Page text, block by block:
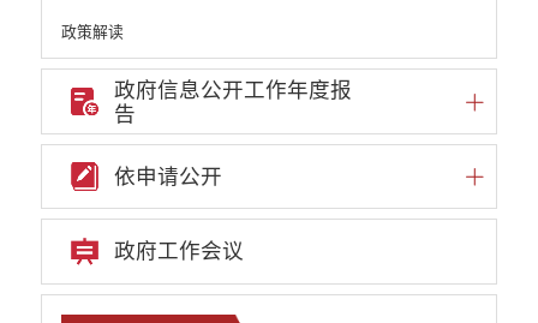
政策解读
机构职能和权责清单
自然资源政务公开
重点领域信息公开
行政事业性收费
公务员管理
政府信息公开工作年度报
告
依申请公开
政府工作会议